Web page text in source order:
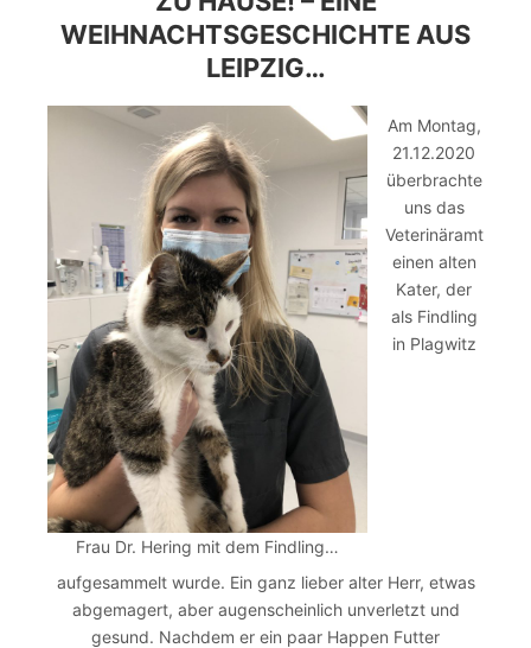
WEIHNACHTSGESCHICHTE AUS
LEIPZIG…
Frau Dr. Hering mit dem Findling…
Am Montag,
21.12.2020
überbrachte
uns das
Veterinäramt
einen alten
Kater, der
als Findling
in Plagwitz
aufgesammelt wurde. Ein ganz lieber alter Herr, etwas
abgemagert, aber augenscheinlich unverletzt und
gesund. Nachdem er ein paar Happen Futter